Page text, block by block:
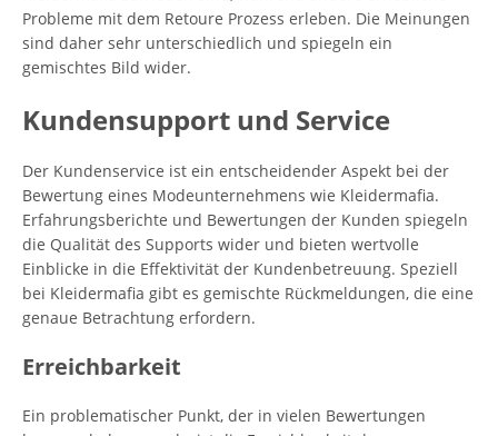
Probleme mit dem Retoure Prozess erleben. Die Meinungen
sind daher sehr unterschiedlich und spiegeln ein
gemischtes Bild wider.
Kundensupport und Service
Der Kundenservice ist ein entscheidender Aspekt bei der
Bewertung eines Modeunternehmens wie Kleidermafia.
Erfahrungsberichte und Bewertungen der Kunden spiegeln
die Qualität des Supports wider und bieten wertvolle
Einblicke in die Effektivität der Kundenbetreuung. Speziell
bei Kleidermafia gibt es gemischte Rückmeldungen, die eine
genaue Betrachtung erfordern.
Erreichbarkeit
Ein problematischer Punkt, der in vielen Bewertungen